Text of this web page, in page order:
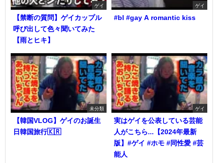
ゲイ
【禁断の質問】ゲイカップル
呼び出して色々聞いてみた
【雨とヒキ】
ゲイ
#bl #gay A romantic kiss
未分類
【韓国VLOG】ゲイのお誕生
日韓国旅行🇰🇷
ゲイ
実はゲイを公表している芸能
人がこちら...【2024年最新
版】#ゲイ #ホモ #同性愛 #芸
能人